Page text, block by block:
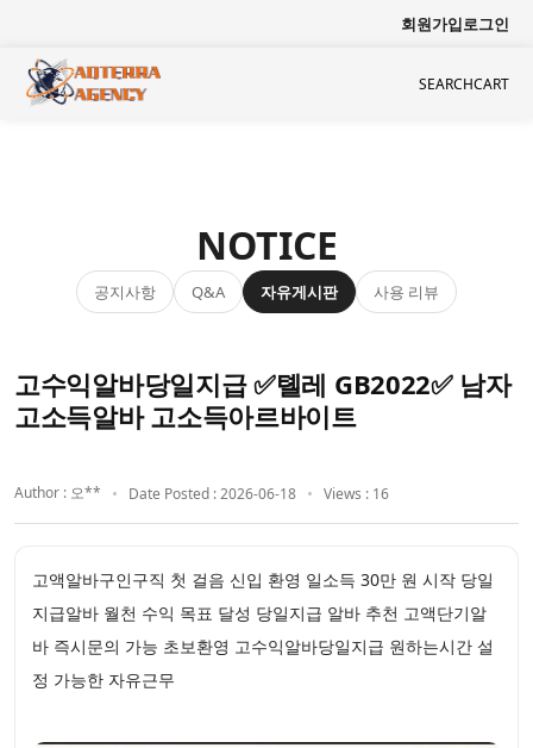
회원가입로그인
SEARCHCART
NOTICE
공지사항 Q&A 자유게시판 사용 리뷰
고수익알바당일지급 ✅톌레 GB2022✅ 남자
고소득알바 고소득아르바이트
Author : 오** Date Posted : 2026-06-18 Views : 16
고액알바구인구직 첫 걸음 신입 환영 일소득 30만 원 시작 당일
지급알바 월천 수익 목표 달성 당일지급 알바 추천 고액단기알
바 즉시문의 가능 초보환영 고수익알바당일지급 원하는시간 설
정 가능한 자유근무